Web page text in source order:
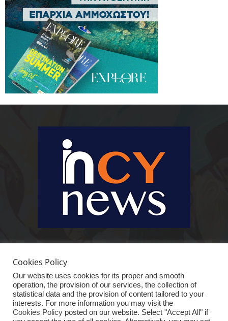
είστε πραγματικά in cynews στην επικαιρότητα.
Cookies Policy
Our website uses cookies for its proper and smooth
operation, the provision of our services, the collection of
statistical data and the provision of content tailored to your
interests. For more information you may visit the
Cookies Policy posted on our website. Select "Accept All" if